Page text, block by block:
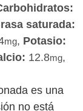
saturada:
mg, Potasio:
12.8mg,
no está